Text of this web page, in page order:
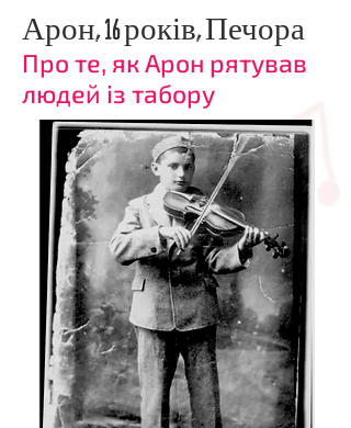
Арон, 16 років, Печора
Про те, як Арон рятував
людей із табору